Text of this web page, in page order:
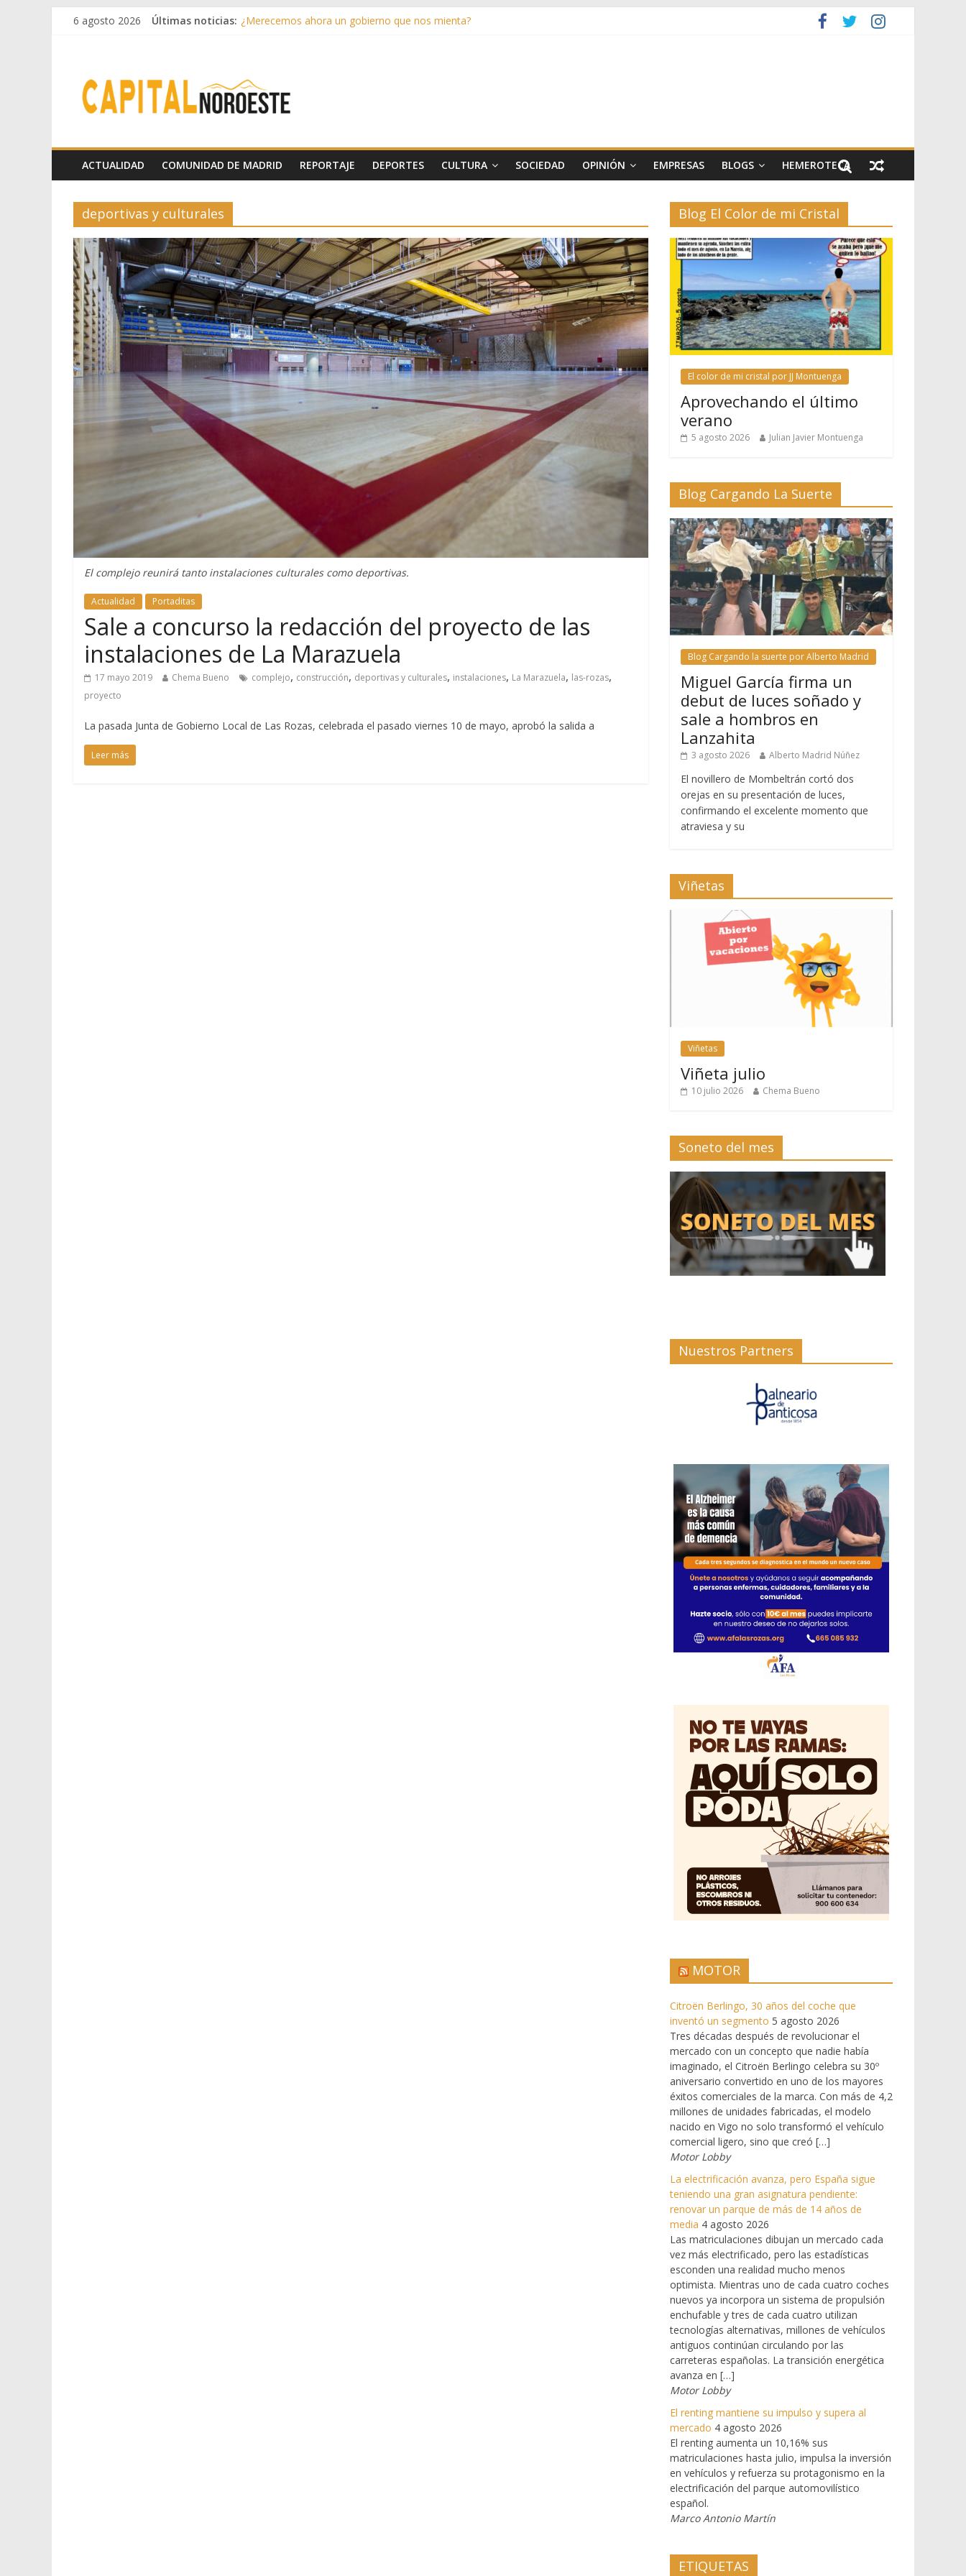
6 agosto 2026 Últimas noticias: ¿Merecemos ahora un gobierno que nos mienta?
Drama lírico
ACTUALIDAD COMUNIDAD DE MADRID REPORTAJE DEPORTES CULTURA SOCIEDAD OPINIÓN EMPRESAS BLOGS HEMEROTECA
deportivas y culturales
El complejo reunirá tanto instalaciones culturales como deportivas.
Actualidad Portaditas
Sale a concurso la redacción del proyecto de las
instalaciones de La Marazuela
17 mayo 2019 Chema Bueno complejo, construcción, deportivas y culturales, instalaciones, La Marazuela, las-rozas,
proyecto
La pasada Junta de Gobierno Local de Las Rozas, celebrada el pasado viernes 10 de mayo, aprobó la salida a
Leer más
Blog El Color de mi Cristal
El color de mi cristal por JJ Montuenga
Aprovechando el último
verano
5 agosto 2026 Julian Javier Montuenga
Blog Cargando La Suerte
Blog Cargando la suerte por Alberto Madrid
Miguel García firma un
debut de luces soñado y
sale a hombros en
Lanzahita
3 agosto 2026 Alberto Madrid Núñez
El novillero de Mombeltrán cortó dos
orejas en su presentación de luces,
confirmando el excelente momento que
atraviesa y su
Viñetas
Viñetas
Viñeta julio
10 julio 2026 Chema Bueno
Soneto del mes
Nuestros Partners
MOTOR
Citroën Berlingo, 30 años del coche que
inventó un segmento 5 agosto 2026
Tres décadas después de revolucionar el
mercado con un concepto que nadie había
imaginado, el Citroën Berlingo celebra su 30º
aniversario convertido en uno de los mayores
éxitos comerciales de la marca. Con más de 4,2
millones de unidades fabricadas, el modelo
nacido en Vigo no solo transformó el vehículo
comercial ligero, sino que creó […]
Motor Lobby
La electrificación avanza, pero España sigue
teniendo una gran asignatura pendiente:
renovar un parque de más de 14 años de
media 4 agosto 2026
Las matriculaciones dibujan un mercado cada
vez más electrificado, pero las estadísticas
esconden una realidad mucho menos
optimista. Mientras uno de cada cuatro coches
nuevos ya incorpora un sistema de propulsión
enchufable y tres de cada cuatro utilizan
tecnologías alternativas, millones de vehículos
antiguos continúan circulando por las
carreteras españolas. La transición energética
avanza en […]
Motor Lobby
El renting mantiene su impulso y supera al
mercado 4 agosto 2026
El renting aumenta un 10,16% sus
matriculaciones hasta julio, impulsa la inversión
en vehículos y refuerza su protagonismo en la
electrificación del parque automovilístico
español.
Marco Antonio Martín
ETIQUETAS